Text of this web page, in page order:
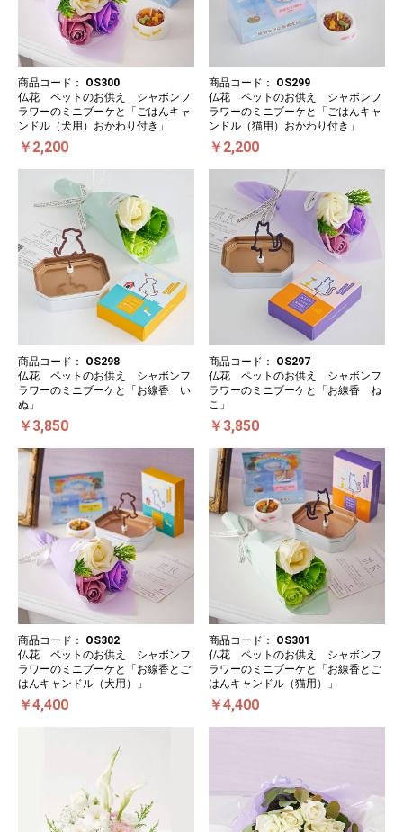
商品コード： OS300
仏花 ペットのお供え シャボンフ
ラワーのミニブーケと「ごはんキャ
ンドル（犬用）おかわり付き」
￥2,200
商品コード： OS299
仏花 ペットのお供え シャボンフ
ラワーのミニブーケと「ごはんキャ
ンドル（猫用）おかわり付き」
￥2,200
商品コード： OS298
仏花 ペットのお供え シャボンフ
ラワーのミニブーケと「お線香 い
ぬ」
￥3,850
商品コード： OS297
仏花 ペットのお供え シャボンフ
ラワーのミニブーケと「お線香 ね
こ」
￥3,850
商品コード： OS302
仏花 ペットのお供え シャボンフ
ラワーのミニブーケと「お線香とご
はんキャンドル（犬用）」
￥4,400
商品コード： OS301
仏花 ペットのお供え シャボンフ
ラワーのミニブーケと「お線香とご
はんキャンドル（猫用）」
￥4,400